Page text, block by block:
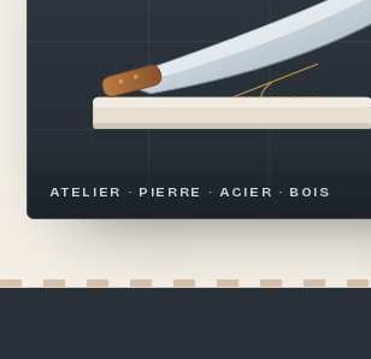
ATELIER · PIERRE · ACIER · BOIS